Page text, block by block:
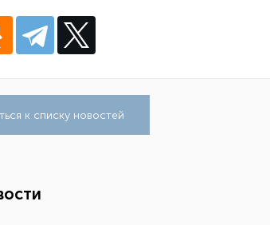
к списку новостей